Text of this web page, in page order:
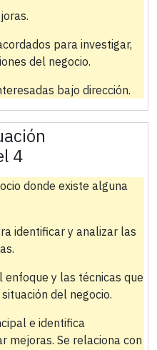
para investigar,
del negocio.
bajo dirección.
4
donde existe alguna
identificar y analizar las
y las técnicas que
del negocio.
e identifica
mejoras. Se relaciona con